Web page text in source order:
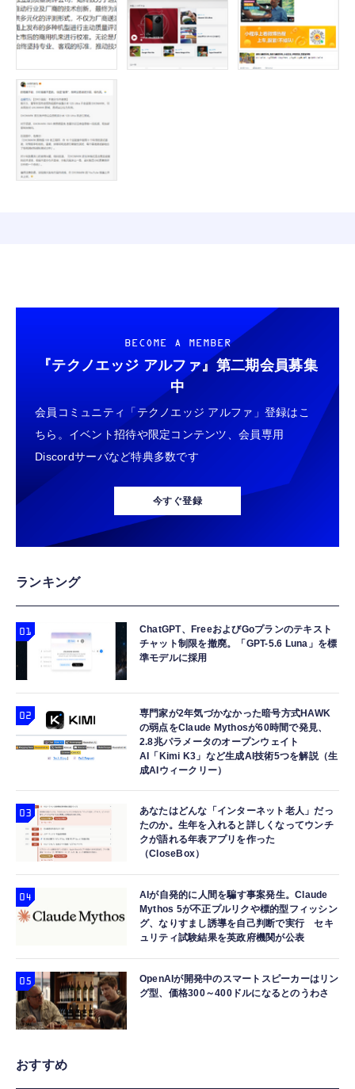
BECOME A MEMBER
『テクノエッジ アルファ』 第二期会員募集
中
会員コミュニティ「テクノエッジ アルファ」登録はこ
ちら。イベント招待や限定コンテンツ、会員専用
Discordサーバなど特典多数です
今すぐ登録
ランキング
ChatGPT、FreeおよびGoプランのテキスト
チャット制限を撤廃。「GPT-5.6 Luna」を標
準モデルに採用
専門家が2年気づかなかった暗号方式HAWK
の弱点をClaude Mythosが60時間で発見、
2.8兆パラメータのオープンウェイト
AI「Kimi K3」など生成AI技術5つを解説（生
成AIウィークリー）
あなたはどんな「インターネット老人」だっ
たのか。生年を入れると詳しくなってウンチ
クが語れる年表アプリを作った
（CloseBox）
AIが自発的に人間を騙す事案発生。Claude
Mythos 5が不正プルリクや標的型フィッシン
グ、なりすまし誘導を自己判断で実行 セキ
ュリティ試験結果を英政府機関が公表
OpenAIが開発中のスマートスピーカーはリン
グ型、価格300～400ドルになるとのうわさ
おすすめ